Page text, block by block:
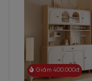
Đánh giá
Giảm 400.000đ